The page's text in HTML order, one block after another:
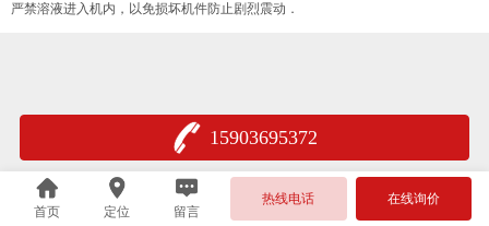
严禁溶液进入机内，以免损坏机件防止剧烈震动．
15903695372
首页 定位 留言
热线电话 在线询价